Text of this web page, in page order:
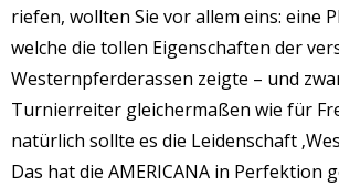
riefen, wollten Sie vor allem eins: eine
welche die tollen Eigenschaften der
Westernpferderassen zeigte – und
Turnierreiter gleichermaßen wie für
natürlich sollte es die Leidenschaft
Das hat die AMERICANA in Perfektion